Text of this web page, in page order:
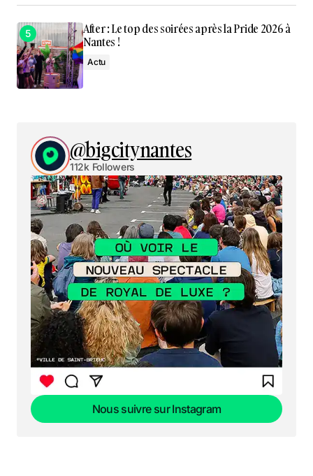
After : Le top des soirées après la Pride 2026 à
Nantes !
Actu
@bigcitynantes
112k Followers
Nous suivre sur Instagram